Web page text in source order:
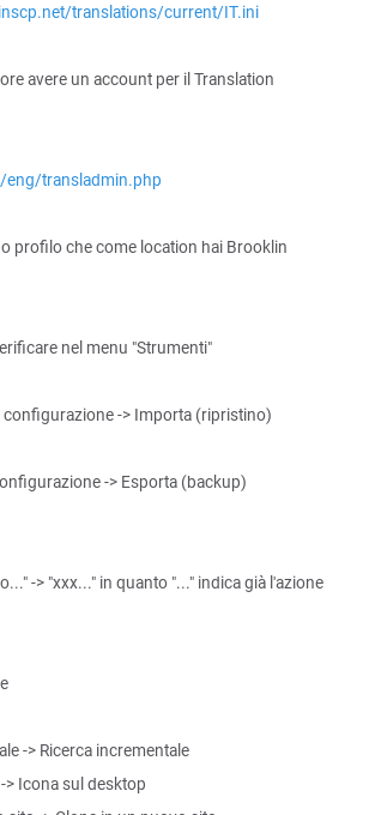
translations/current/IT.ini
avere un account per il Translation
transladmin.php
profilo che come location hai Brooklin
nel menu "Strumenti"
-> Importa (ripristino)
-> Esporta (backup)
-> "xxx..." in quanto "..." indica già l'azione
-> Ricerca incrementale
Icona sul desktop